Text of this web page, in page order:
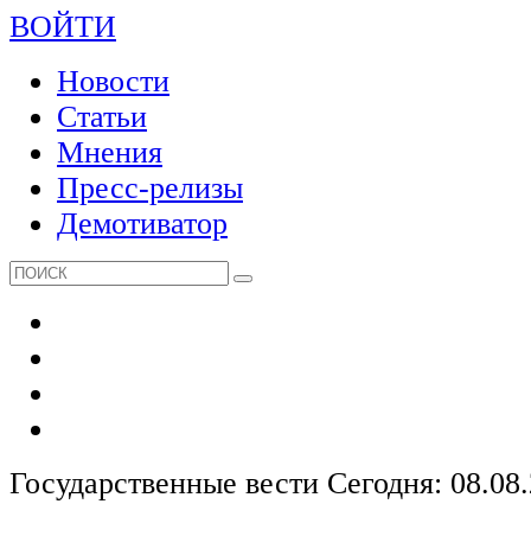
ВОЙТИ
Новости
Статьи
Мнения
Пресс-релизы
Демотиватор
Государственные вести Сегодня: